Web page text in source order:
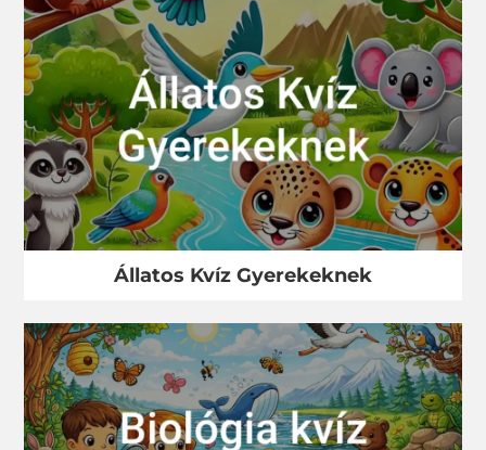
Állatos Kvíz Gyerekeknek